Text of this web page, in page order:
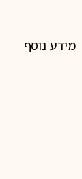
מידע נוסף